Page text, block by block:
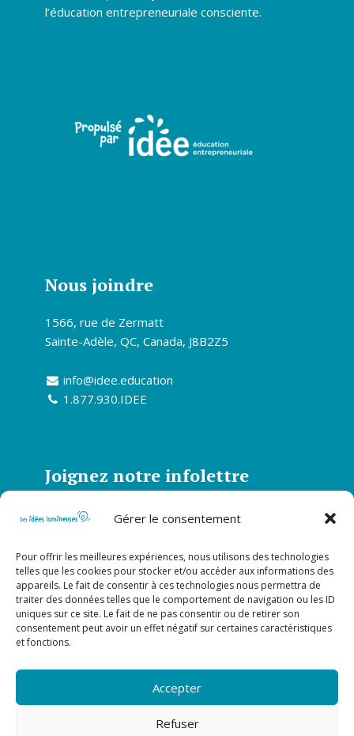
Gérer le consentement
Pour offrir les meilleures expériences, nous utilisons des technologies
telles que les cookies pour stocker et/ou accéder aux informations des
appareils. Le fait de consentir à ces technologies nous permettra de
traiter des données telles que le comportement de navigation ou les ID
uniques sur ce site. Le fait de ne pas consentir ou de retirer son
consentement peut avoir un effet négatif sur certaines caractéristiques
et fonctions.
Accepter
Refuser
l’éducation entrepreneuriale consciente.
Nous joindre
1566, rue de Zermatt
Sainte-Adèle, QC, Canada, J8B2Z5
info@idee.education
1.877.930.IDEE
Joignez notre infolettre
Abonnez-vous à notre infolettre et soyez
S’abonner
Suivez-nous sur nos réseaux
sociaux!